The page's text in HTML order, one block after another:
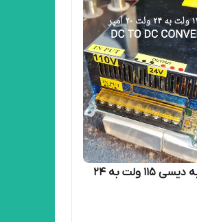
مبدل دیسی به دیسی ۱۱۵ ولت به ۲۴